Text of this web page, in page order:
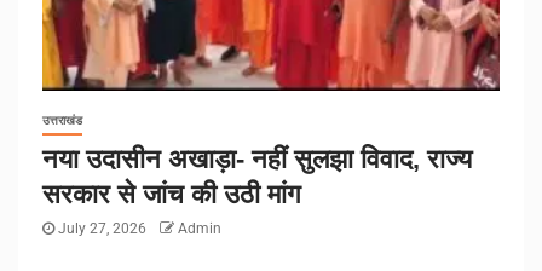
उत्तराखंड
नया उदासीन अखाड़ा- नहीं सुलझा विवाद, राज्य
सरकार से जांच की उठी मांग
July 27, 2026 Admin